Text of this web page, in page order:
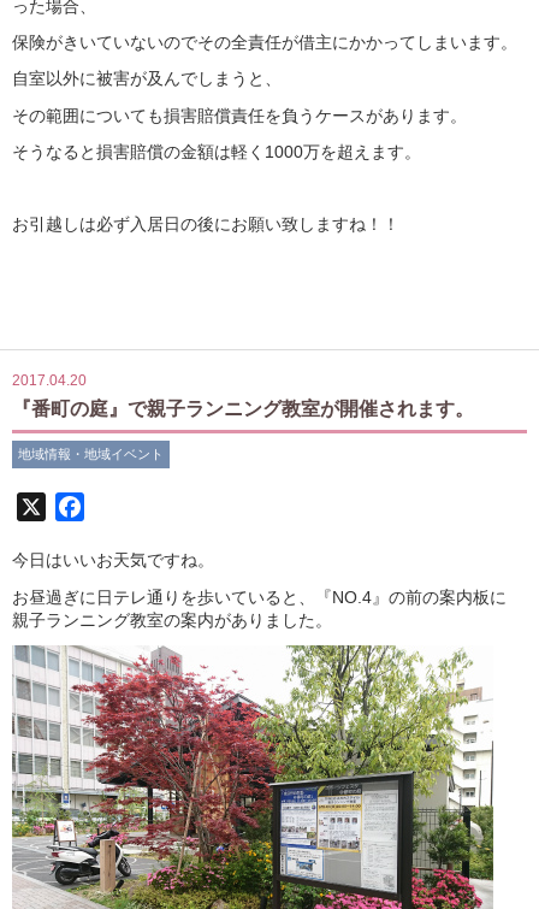
った場合、
保険がきいていないのでその全責任が借主にかかってしまいます。
自室以外に被害が及んでしまうと、
その範囲についても損害賠償責任を負うケースがあります。
そうなると損害賠償の金額は軽く1000万を超えます。
お引越しは必ず入居日の後にお願い致しますね！！
2017.04.20
『番町の庭』で親子ランニング教室が開催されます。
地域情報・地域イベント
今日はいいお天気ですね。
お昼過ぎに日テレ通りを歩いていると、『NO.4』の前の案内板に
親子ランニング教室の案内がありました。